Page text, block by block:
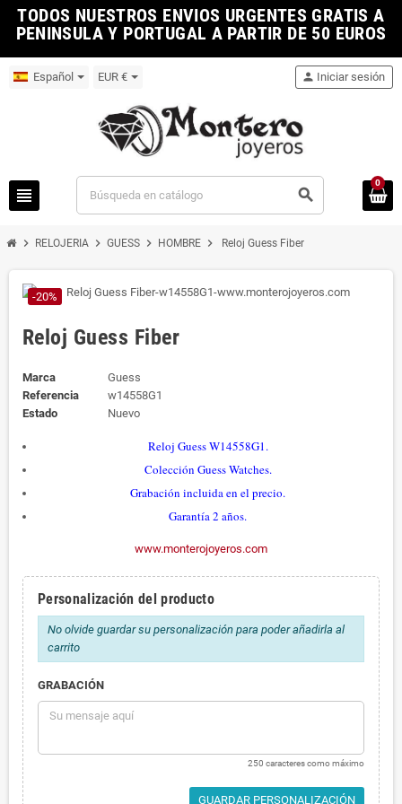
TODOS NUESTROS ENVIOS URGENTES GRATIS A
PENINSULA Y PORTUGAL A PARTIR DE 50 EUROS
Español EUR €
view_headline search
person Iniciar sesión
0
chevron_right RELOJERIA chevron_right GUESS chevron_right HOMBRE chevron_right Reloj Guess Fiber
-20%
Reloj Guess Fiber
Marca
Guess
Referencia
w14558G1
Estado
Nuevo
Reloj Guess W14558G1.
Colección Guess Watches.
Grabación incluida en el precio.
Garantía 2 años.
www.monterojoyeros.com
Personalización del producto
No olvide guardar su personalización para poder añadirla al
carrito
GRABACIÓN
250 caracteres como máximo
GUARDAR PERSONALIZACIÓN